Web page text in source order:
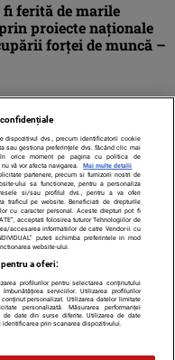
fi ferită de marile
proiecte naţionale
forţei de muncă –
»
Termeni și condiții
Nici o instituţie sau persoană
confidențiale
dvs., precum identificatorii cookie
sau gestiona preferințele dvs. făcând clic mai
orice moment pe pagina cu politica de
vă vor afecta navigarea.
Mai multe detalii
partenere, precum si furnizorii nostri de
ului sa functioneze, pentru a personaliza
si/sau profilul dvs., pentru a va oferi
traficul pe website. Beneficiati de drepturile
cu caracter personal. Aceste drepturi pot fi
acceptati folosirea tuturor Tehnologiilor de
accesarea informatiilor de catre Vendor-ii cu
puteti schimba preferintele in mod
website-ului.
a oferi:
profilurilor pentru selectarea conținutului
serviciilor. Utilizarea profilurilor
personalizat. Utilizarea datelor limitate
personalizată. Măsurarea performanței
date din surse diferite. Utilizarea de date
prin scanarea dispozitivului.